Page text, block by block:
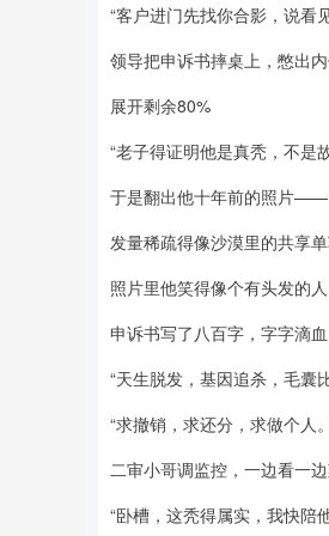
“客户进门先找你合影，说看
领导把申诉书摔桌上，憋出内
展开剩余80%
“老子得证明他是真秃，不是
于是翻出他十年前的照片——
发量稀疏得像沙漠里的共享
照片里他笑得像个有头发的
申诉书写了八百字，字字滴血
“天生脱发，基因追杀，毛囊
“求撤销，求还分，求做个人
二审小哥调监控，一边看一边
“卧槽，这秃得属实，我快陪